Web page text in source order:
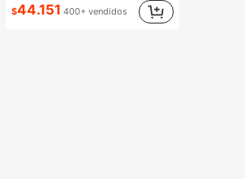
$44.151 400+ vendidos